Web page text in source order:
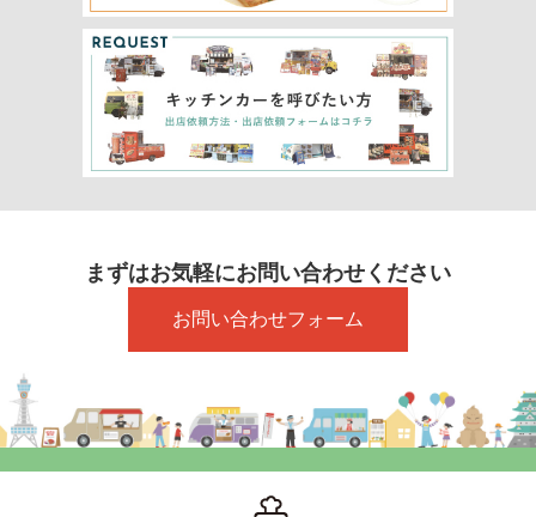
まずはお気軽にお問い合わせください
お問い合わせフォーム